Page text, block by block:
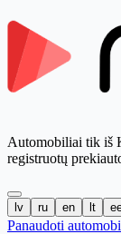
Automobiliai tik iš
registruotų
lv ru en lt
Panaudoti